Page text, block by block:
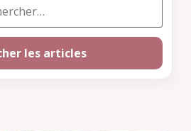
les articles